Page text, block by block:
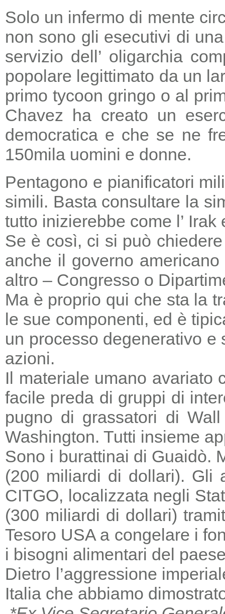
Solo un infermo di mente
non sono gli esecutivi di
servizio dell’ oligarchia
popolare legittimato da un
primo tycoon gringo o al
Chavez ha creato un
democratica e che se ne
150mila uomini e donne.
Pentagono e pianificatori
simili. Basta consultare la
tutto inizierebbe come l’
Se è così, ci si può
anche il governo
altro – Congresso o
Ma è proprio qui che sta la
le sue componenti, ed è
un processo degenerativo
azioni.
Il materiale umano avariato
facile preda di gruppi di
pugno di grassatori di
Washington. Tutti insieme
Sono i burattinai di Guaidò.
(200 miliardi di dollari). Gli
CITGO, localizzata negli
(300 miliardi di dollari)
Tesoro USA a congelare i
i bisogni alimentari del
Dietro l’aggressione
Italia che abbiamo